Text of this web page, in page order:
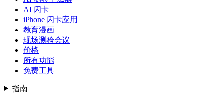
AI 闪卡
iPhone 闪卡应用
教育漫画
现场测验会议
价格
所有功能
免费工具
指南